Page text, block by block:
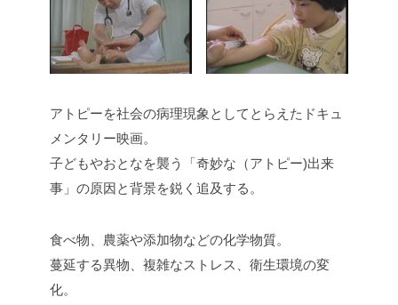
アトピーを社会の病理現象としてとらえたドキュ
メンタリー映画。
子どもやおとなを襲う「奇妙な（アトピー)出来
事」の原因と背景を鋭く追及する。
食べ物、農薬や添加物などの化学物質。
蔓延する異物、複雑なストレス、衛生環境の変
化。